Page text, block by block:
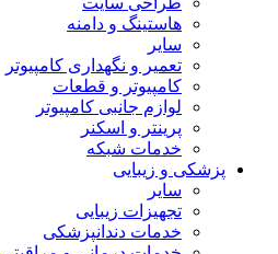
هاستینگ و دامنه
سایر
تعمیر و نگهداری کامپیوتر
کامپیوتر و قطعات
لوازم جانبی کامپیوتر
پرینتر و اسکنر
خدمات شبکه
پزشکی و زیبایی
سایر
تجهیزات زیبایی
خدمات دندانپزشکی